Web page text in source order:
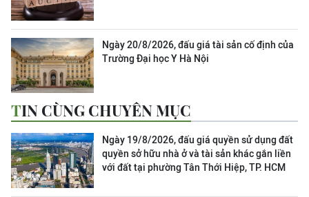
Ngày 20/8/2026, đấu giá tài sản cố định của
Trường Đại học Y Hà Nội
TIN CÙNG CHUYÊN MỤC
Ngày 19/8/2026, đấu giá quyền sử dụng đất
quyền sở hữu nhà ở và tài sản khác gắn liền
với đất tại phường Tân Thới Hiệp, TP. HCM